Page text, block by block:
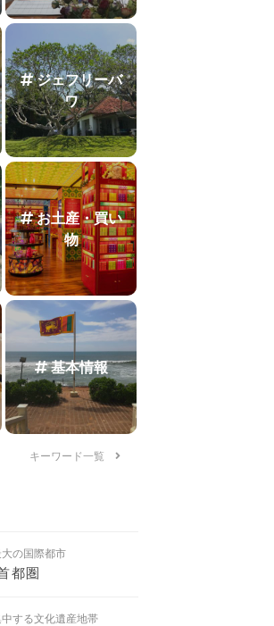
ジェフリーバ
ワ
お土産・買い
物
基本情報
キーワード一覧
の国際都市
都圏
する文化遺産地帯